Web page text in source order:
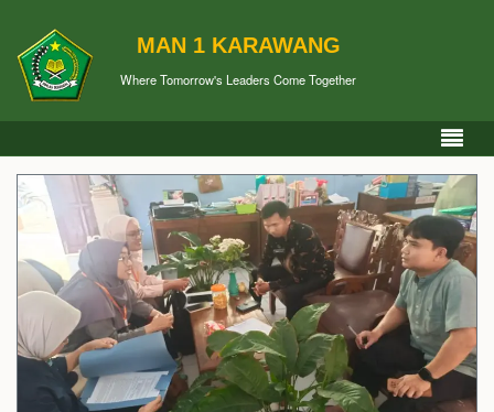
MAN 1 KARAWANG
Where Tomorrow's Leaders Come Together